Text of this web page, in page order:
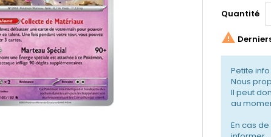
Quantité

Petite
Nous
Il peut
au
En cas